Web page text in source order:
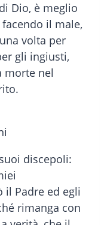
Dio, è meglio
il male,
volta per
gli ingiusti,
morte nel
discepoli:
il Padre ed egli
rimanga con